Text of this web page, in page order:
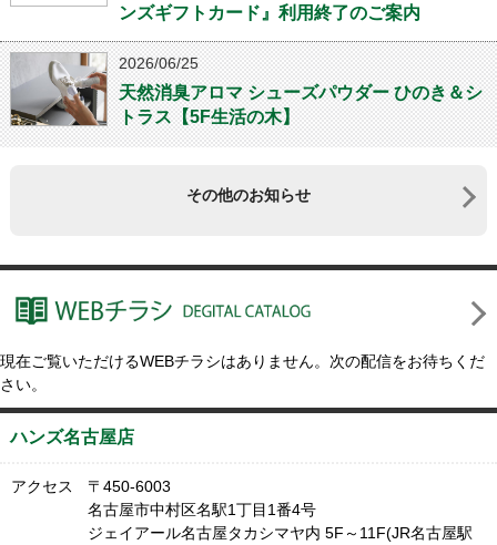
ンズギフトカード』利用終了のご案内
2026/06/25
天然消臭アロマ シューズパウダー ひのき＆シ
トラス【5F生活の木】
その他のお知らせ
現在ご覧いただけるWEBチラシはありません。次の配信をお待ちくだ
さい。
ハンズ名古屋店
アクセス
〒450-6003
名古屋市中村区名駅1丁目1番4号
ジェイアール名古屋タカシマヤ内 5F～11F(JR名古屋駅